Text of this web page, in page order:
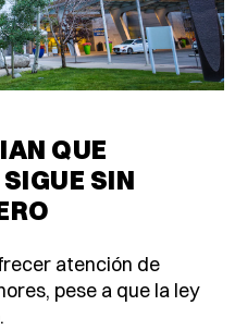
QUE
SIN
atención de
pese a que la ley